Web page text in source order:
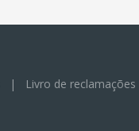
| Livro de reclamações